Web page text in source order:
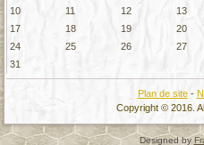
10
11 12 13
17
18 19 20
24
25 26 27
31
Plan de site-
Copyright © 2016.
Designed by